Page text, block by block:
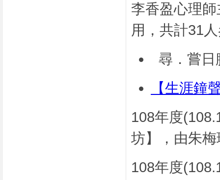
李香盈心理
用，共計31
尋．嘗日
【生涯鐘
108年度
坊】，由朱
108年度